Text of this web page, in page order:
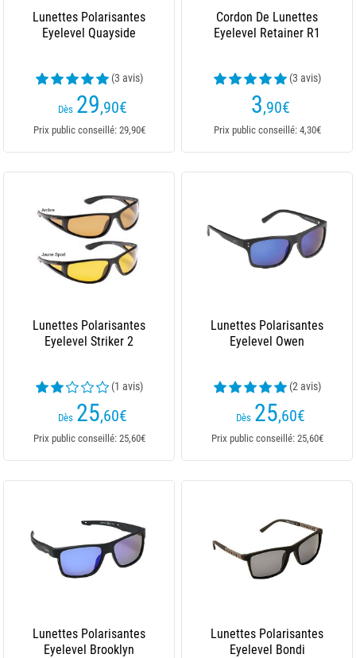
Lunettes Polarisantes
Eyelevel Quayside
(3 avis)
Dès 29,90€
Prix public conseillé: 29,90€
Cordon De Lunettes
Eyelevel Retainer R1
(3 avis)
3,90€
Prix public conseillé: 4,30€
Lunettes Polarisantes
Eyelevel Striker 2
(1 avis)
Dès 25,60€
Prix public conseillé: 25,60€
Lunettes Polarisantes
Eyelevel Owen
(2 avis)
Dès 25,60€
Prix public conseillé: 25,60€
Lunettes Polarisantes
Eyelevel Brooklyn
Lunettes Polarisantes
Eyelevel Bondi